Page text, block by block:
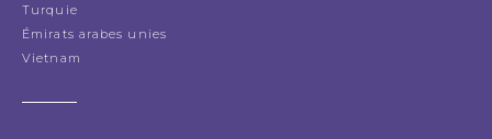
Turquie
Émirats arabes unies
Vietnam